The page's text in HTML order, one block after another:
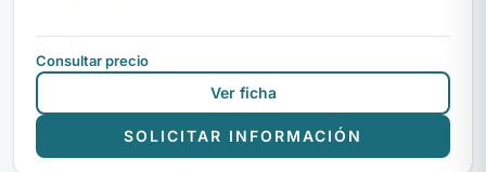
Consultar precio
Ver ficha
SOLICITAR INFORMACIÓN